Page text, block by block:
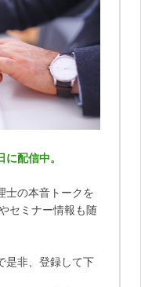
配信中。
士の本音トークを
セミナー情報も随
是非、登録して下